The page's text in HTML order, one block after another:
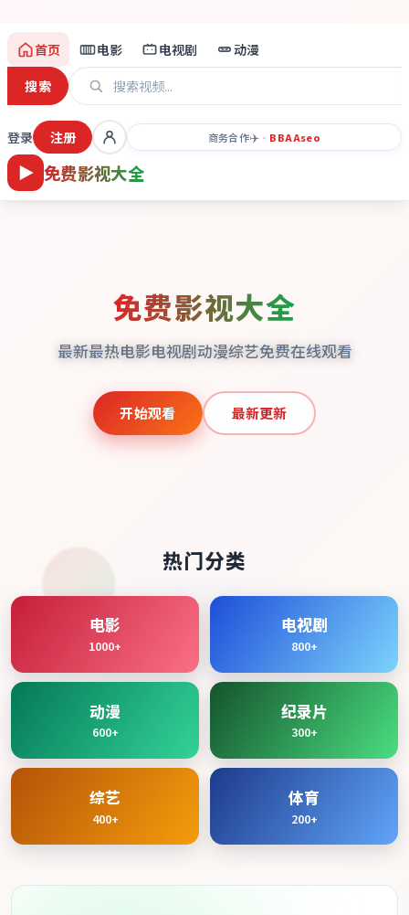
免费影视大全
首页 电影 电视剧
动漫
搜索
登录 注册 商务合作✈️ · BBAAseo
免费影视大全
最新最热电影电视剧动漫综艺免费在线观看
开始观看 最新更新
热门分类
电影
1000+
电视剧
800+
动漫
600+
纪录片
300+
综艺
400+
体育
200+